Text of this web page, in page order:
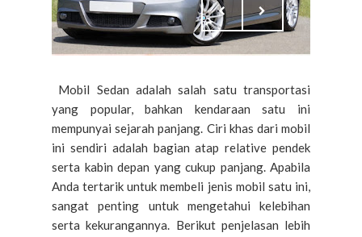
Mobil Sedan adalah salah satu transportasi
yang popular, bahkan kendaraan satu ini
mempunyai sejarah panjang. Ciri khas dari mobil
ini sendiri adalah bagian atap relative pendek
serta kabin depan yang cukup panjang. Apabila
Anda tertarik untuk membeli jenis mobil satu ini,
sangat penting untuk mengetahui kelebihan
serta kekurangannya. Berikut penjelasan lebih